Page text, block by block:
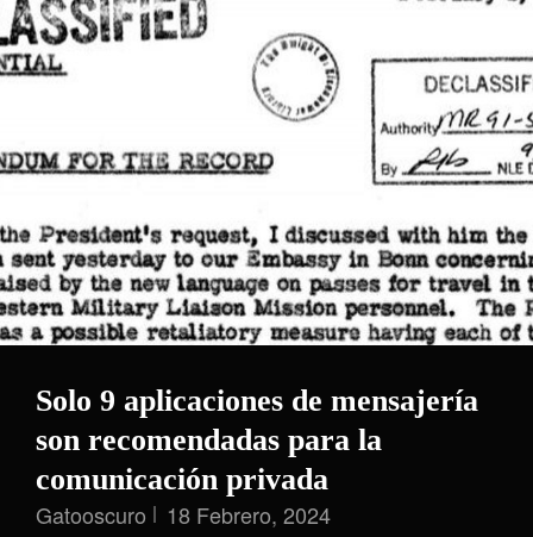
Solo 9 aplicaciones de mensajería
son recomendadas para la
comunicación privada
Gatooscuro 18 Febrero, 2024